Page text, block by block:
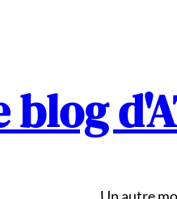
blog